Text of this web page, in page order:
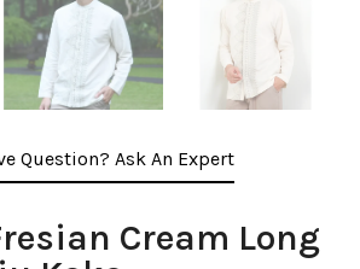
Question? Ask An Expert
Cream Long